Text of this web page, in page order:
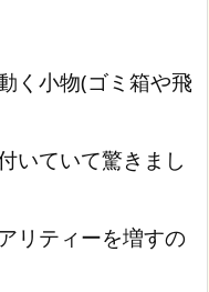
く小物(ゴミ箱や飛
いていて驚きまし
リティーを増すの